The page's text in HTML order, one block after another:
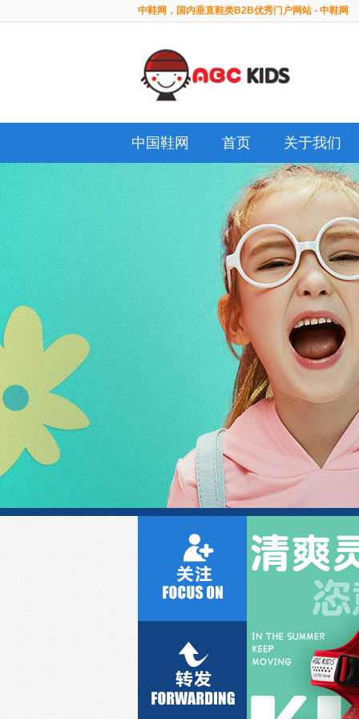
中鞋网，国内垂直鞋类B2B优秀门户网站 - 中鞋网
中国鞋网 首页 关于我们